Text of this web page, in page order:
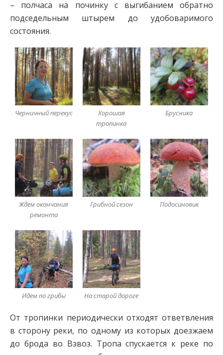
– полчаса на починку с выгибанием обратно
подседельным штырем до удобоваримого
состояния.
Черничный перекус
Хорошая
тропинка
Брусника
Ждем окончания
ремонта
Грибной сезон Подосиновик
Идем по грибы На старой дороге
От тропинки периодически отходят ответвления
в сторону реки, по одному из которых доезжаем
до брода во Взвоз. Тропа спускается к реке по